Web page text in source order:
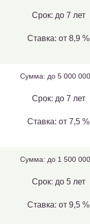
Срок: до 7 лет
Ставка: от 8,9 %
Сумма: до 5 000
Срок: до 7 лет
Ставка: от 7,5 %
Сумма: до 1 500
Срок: до 5 лет
Ставка: от 9,5 %